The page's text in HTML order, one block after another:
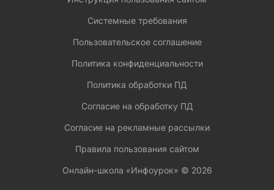
Системные требования
Пользовательское соглашение
Политика конфиденциальности
Политика обработки ПД
Согласие на обработку ПД
Согласие на рекламные рассылки
Правила пользования сайтом
Онлайн-школа «Инфоурок» © 2026